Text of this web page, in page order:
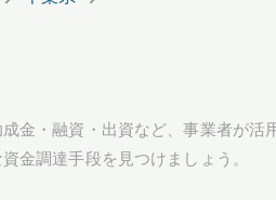
金・融資・出資など、事業者が活
金調達手段を見つけましょう。